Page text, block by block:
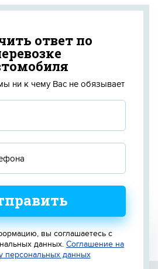
ответ по
ни к чему Вас не обязывает
вы соглашаетесь с
данных. Соглашение на
персональных данных